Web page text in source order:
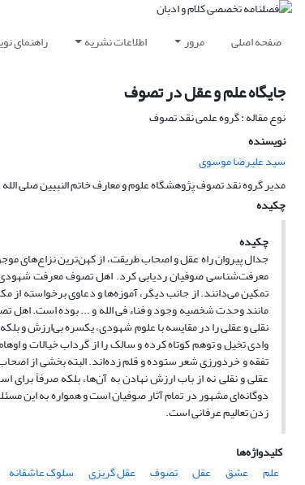
صفحه اصلی مرور اطلاعات نشریه راهنمای
جایگاه علم و عقل در تصوف
نوع مقاله : گروه علمی نقد تصوف
نویسنده
سید علیرضا موسوی
مدیر گروه نقد تصوف پژوهشگاه علوم و معارف خاتم النبیین صلی الله
چکیده
چکیده
جدال پیروان راه عقل و اصحاب طریقت، از کهن‌ترین نزاع‌های
معرفت‌شناسی صوفیان ردیابی کرد. اهل تصوف معرفت شهودی
تمکین می‌دانند. از جانب دیگر، آموزه‌ها و دعاوی برخواسته از
مانند وحدت شخصیه وجود و فناء فی الله و ... بوده است. اهل
نقلی و عقلی را در مقایسه با علوم شهودی، یکسره بی‌ارزش و
وادی تخیل و توهم کوتاه کرده و سالک را از گرداب خیالات و
تفقه و خردورزی شعر ستوده و قلم‌ زده‌اند. البته بخشی از
عقلی و نقلی نه از باب ارزش نهادن به آن‌ها، بلکه صرفاً
دوگانه‌ای مشهور در تمام آثار صوفیان است و همواره به این
زدن تعالیم عرفانی است.
کلیدواژه‌ها
علم
عشق عقل تصوف عقل گریزی سلوک عاشقانه